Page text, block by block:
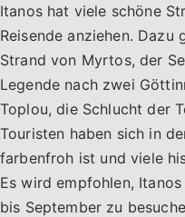
Itanos hat viele schöne
Reisende anziehen.
Strand von Myrtos, der
Legende nach zwei
Toplou, die Schlucht der
Touristen haben sich in
farbenfroh ist und viele
Es wird empfohlen,
bis September zu